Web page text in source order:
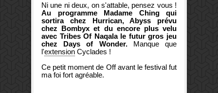
Ni une ni deux, on s'attable, pensez vous !
Au programme Madame Ching qui
sortira chez Hurrican, Abyss prévu
chez Bombyx et du encore plus velu
avec Tribes Of Naqala le futur gros jeu
chez Days of Wonder. Manque que
l'extension Cyclades !
Ce petit moment de Off avant le festival fut
ma foi fort agréable.